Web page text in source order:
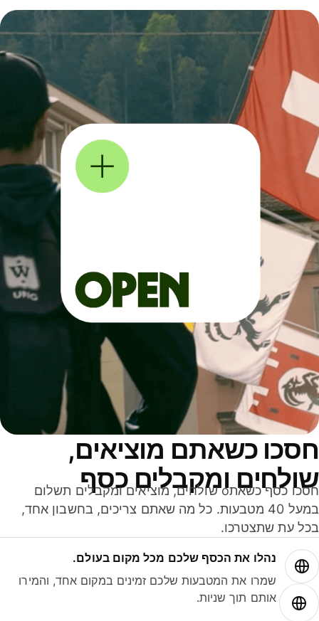
כשאתם מוציאים,
ומקבלים כסף
חסכו כסף כשאתo שולחים, מוציאים ומקבלים תשלום
במעל 40 מטבעות. כל מה שאתם צריכים, בחשבון אחד,
עת שתצטרכו.
נהלו את הכסף שלכם מכל מקום בעולם.
שמרו את המטבעות שלכם זמינים במקום אחד, והמירו
אותם תוך שניות.